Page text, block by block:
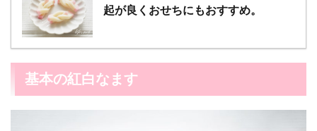
起が良くおせちにもおすすめ。
基本の紅白なます